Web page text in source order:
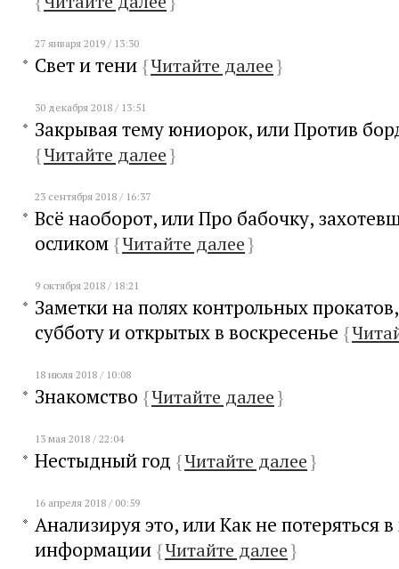
27 января 2019 / 13:30
Свет и тени {Читайте далее}
30 декабря 2018 / 13:51
Закрывая тему юниорок, или Против
{Читайте далее}
23 сентября 2018 / 16:37
Всё наоборот, или Про бабочку,
осликом {Читайте далее}
9 октября 2018 / 18:21
Заметки на полях контрольных
субботу и открытых в воскресенье {
18 июля 2018 / 10:08
Знакомство {Читайте далее}
13 мая 2018 / 22:04
Нестыдный год {Читайте далее}
16 апреля 2018 / 00:59
Анализируя это, или Как не потеряться
информации {Читайте далее}